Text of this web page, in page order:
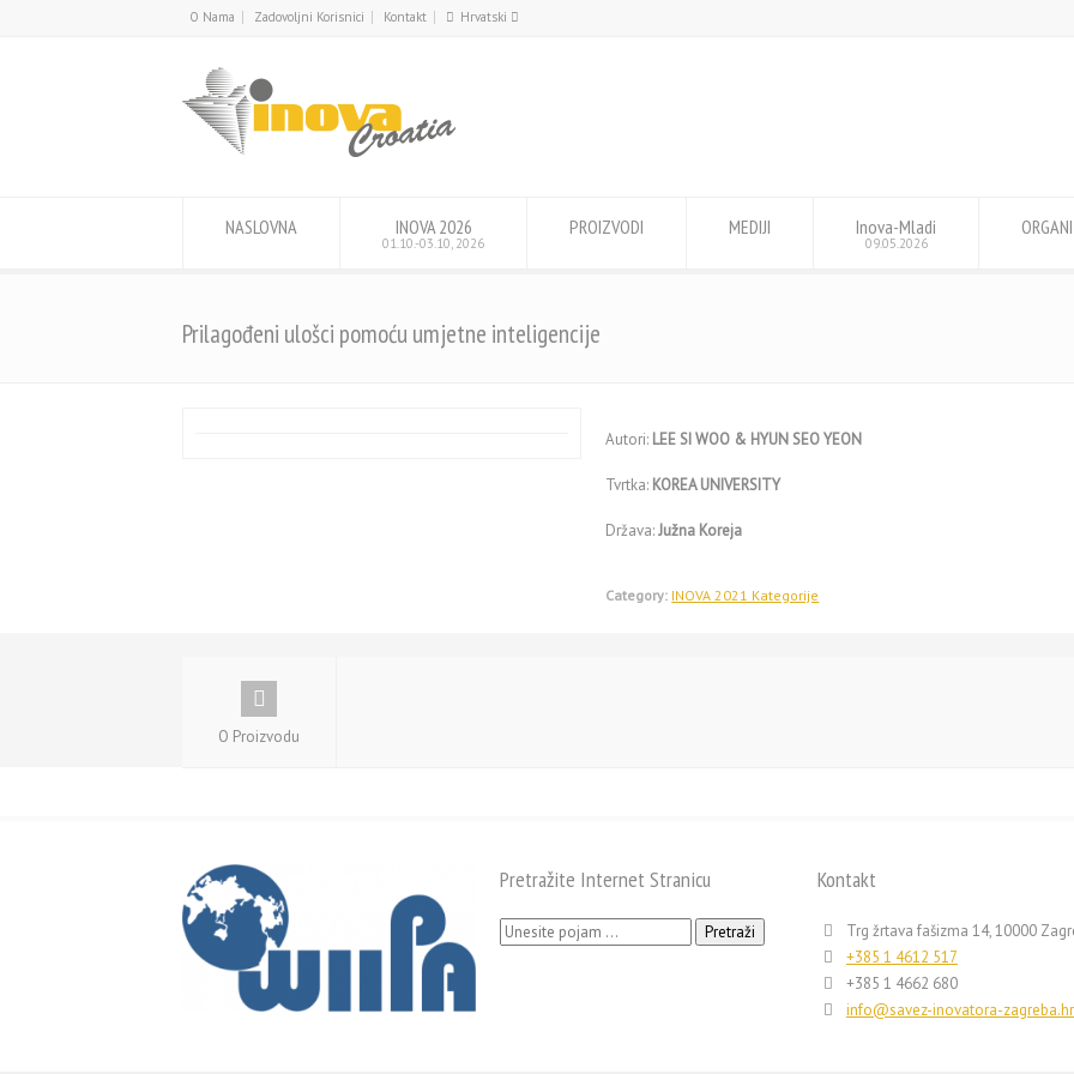
O Nama Zadovoljni Korisnici Kontakt
Hrvatski
NASLOVNA INOVA 2026
01.10.-03.10, 2026
PROIZVODI MEDIJI Inova-Mladi
09.05.2026
Prilagođeni ulošci pomoću umjetne inteligencije
Autori: LEE SI WOO & HYUN SEO YEON
Tvrtka: KOREA UNIVERSITY
Država:Južna Koreja
Category: INOVA 2021 Kategorije
O Proizvodu
Pretražite Internet Stranicu
Pretraži:
Kontakt
Trg žrtava fašizma 14, 10000
+385 1 4612 517
+385 1 4662 680
info@savez-inovatora-zagreba.hr